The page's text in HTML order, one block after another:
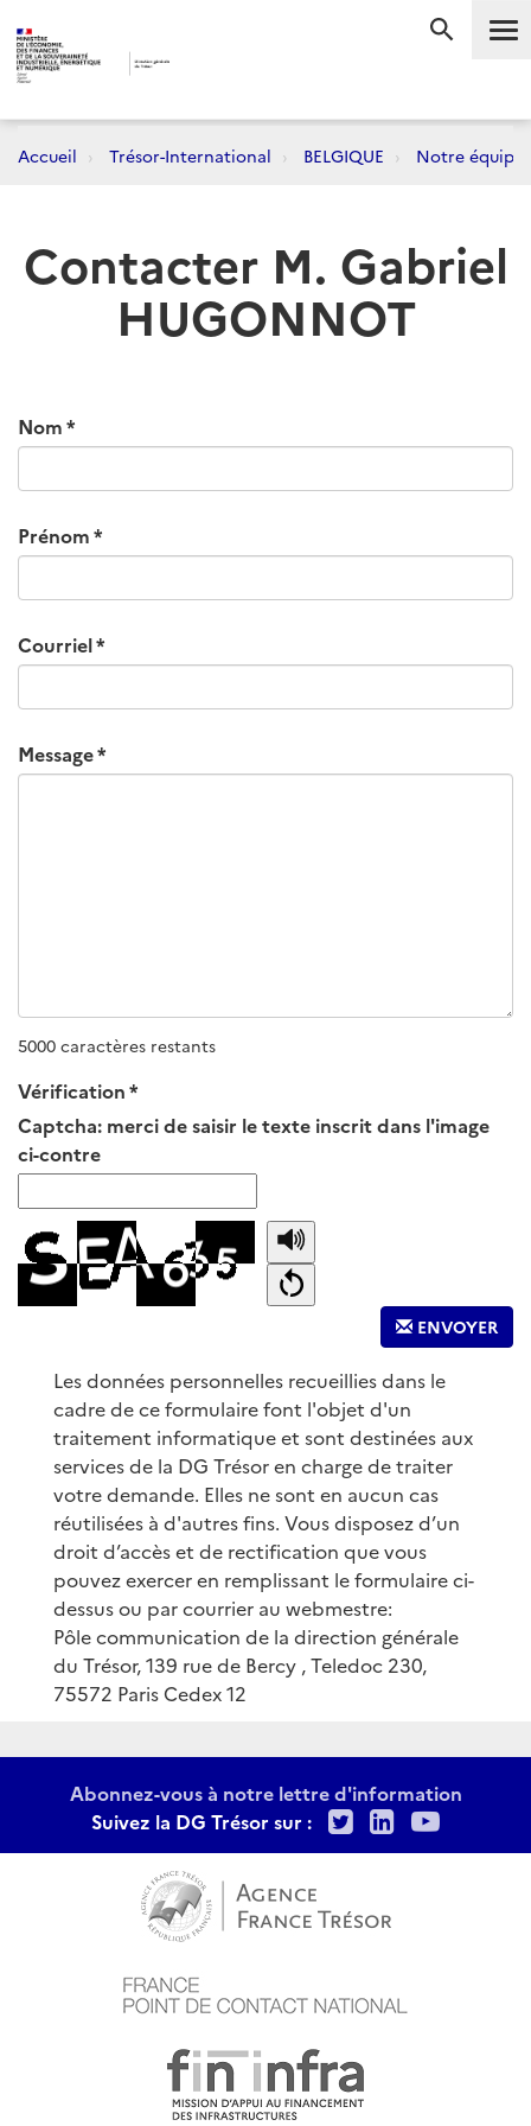
Accueil Trésor-International BELGIQUE Notre équipe
Contacter M. Gabriel
HUGONNOT
Nom
Prénom
Courriel
Message
5000 caractères restants
Vérification
Captcha: merci de saisir le texte inscrit dans l'image
ci-contre
ENVOYER
Les données personnelles recueillies dans le
cadre de ce formulaire font l'objet d'un
traitement informatique et sont destinées aux
services de la DG Trésor en charge de traiter
votre demande. Elles ne sont en aucun cas
réutilisées à d'autres fins. Vous disposez d’un
droit d’accès et de rectification que vous
pouvez exercer en remplissant le formulaire ci-
dessus ou par courrier au webmestre:
Pôle communication de la direction générale
du Trésor, 139 rue de Bercy , Teledoc 230,
75572 Paris Cedex 12
Abonnez-vous à notre lettre d'information
Suivez la DG Trésor sur :
TwitterLinkedIn